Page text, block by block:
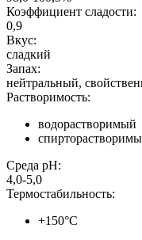
Коэффициент сладости:
0,9
Вкус:
сладкий
Запах:
нейтральный,
Растворимость:
водорастворимый
Среда pH:
4,0-5,0
Термостабильность:
+150°C